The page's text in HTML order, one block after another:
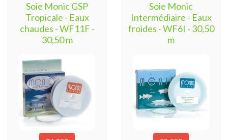
Soie Monic GSP
Tropicale - Eaux
chaudes - WF11F -
30,50 m
Soie Monic
Intermédiaire - Eaux
froides - WF6I - 30,50
m